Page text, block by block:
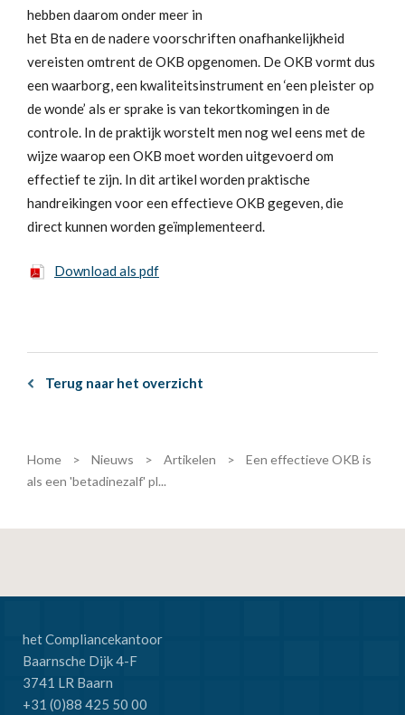
hebben daarom onder meer in
het Bta en de nadere voorschriften onafhankelijkheid
vereisten omtrent de OKB opgenomen. De OKB vormt dus
een waarborg, een kwaliteitsinstrument en ‘een pleister op
de wonde’ als er sprake is van tekortkomingen in de
controle. In de praktijk worstelt men nog wel eens met de
wijze waarop een OKB moet worden uitgevoerd om
effectief te zijn. In dit artikel worden praktische
handreikingen voor een effectieve OKB gegeven, die
direct kunnen worden geïmplementeerd.
Download als pdf
Terug naar het overzicht
Home > Nieuws > Artikelen >
Een effectieve OKB is
als een 'betadinezalf' pl...
het Compliancekantoor
Baarnsche Dijk 4-F
3741 LR Baarn
+31 (0)88 425 50 00